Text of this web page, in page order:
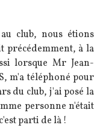
club, nous étions
précédemment, à la
lorsque Mr Jean-
m'a téléphoné pour
du club, j'ai posé la
personne n'était
parti de là !